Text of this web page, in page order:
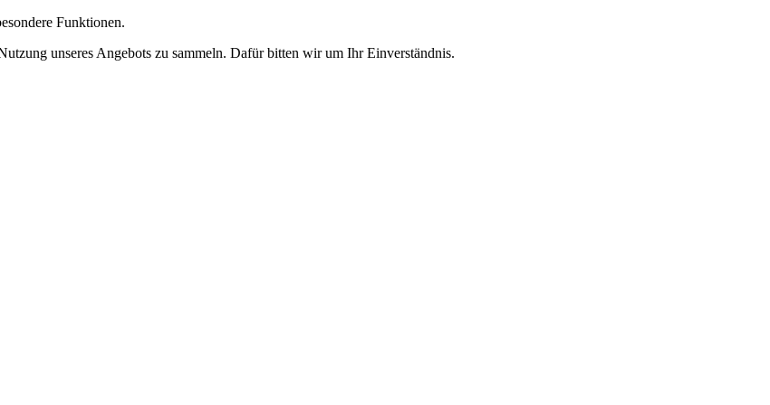
Funktionen.
unseres Angebots zu sammeln. Dafür bitten wir um Ihr Einverständnis.